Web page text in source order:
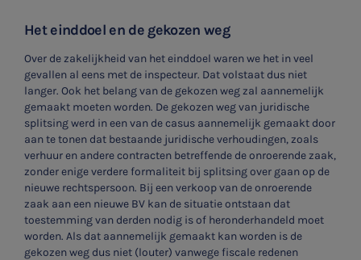
Het einddoel en de gekozen weg
Over de zakelijkheid van het einddoel waren we het in veel
gevallen al eens met de inspecteur. Dat volstaat dus niet
langer. Ook het belang van de gekozen weg zal aannemelijk
gemaakt moeten worden. De gekozen weg van juridische
splitsing werd in een van de casus aannemelijk gemaakt door
aan te tonen dat bestaande juridische verhoudingen, zoals
verhuur en andere contracten betreffende de onroerende zaak,
zonder enige verdere formaliteit bij splitsing over gaan op de
nieuwe rechtspersoon. Bij een verkoop van de onroerende
zaak aan een nieuwe BV kan de situatie ontstaan dat
toestemming van derden nodig is of heronderhandeld moet
worden. Als dat aannemelijk gemaakt kan worden is de
gekozen weg dus niet (louter) vanwege fiscale redenen